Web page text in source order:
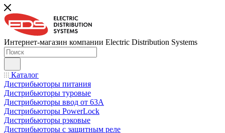
Интернет-магазин компании Electric Distribution Systems
Каталог
Дистрибьюторы питания
Дистрибьюторы туровые
Дистрибьюторы ввод от 63A
Дистрибьюторы PowerLock
Дистрибьюторы рэковые
Дистрибьюторы с защитным реле